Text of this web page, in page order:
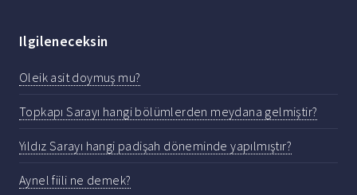
Ilgileneceksin
Oleik asit doymuş mu?
Topkapı Sarayı hangi bölümlerden meydana gelmiştir?
Yıldız Sarayı hangi padişah döneminde yapılmıştır?
Aynel fiili ne demek?